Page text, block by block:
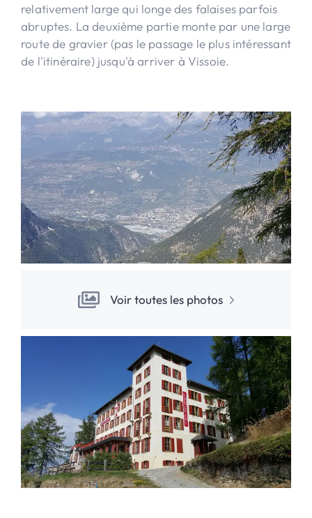
relativement large qui longe des falaises parfois
abruptes. La deuxième partie monte par une large
route de gravier (pas le passage le plus intéressant
de l'itinéraire) jusqu'à arriver à Vissoie.
Voir toutes les photos